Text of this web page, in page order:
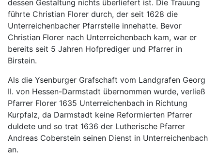
dessen Gestaltung nichts überliefert ist. Die Trauung
führte Christian Florer durch, der seit 1628 die
Unterreichenbacher Pfarrstelle innehatte. Bevor
Christian Florer nach Unterreichenbach kam, war er
bereits seit 5 Jahren Hofprediger und Pfarrer in
Birstein.
Als die Ysenburger Grafschaft vom Landgrafen Georg
II. von Hessen-Darmstadt übernommen wurde, verließ
Pfarrer Florer 1635 Unterreichenbach in Richtung
Kurpfalz, da Darmstadt keine Reformierten Pfarrer
duldete und so trat 1636 der Lutherische Pfarrer
Andreas Coberstein seinen Dienst in Unterreichenbach
an.